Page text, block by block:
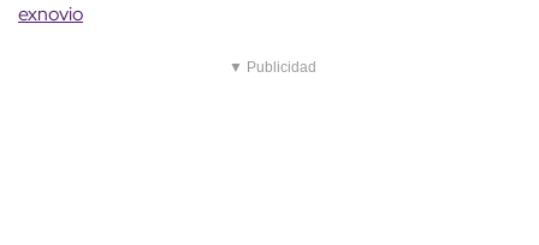
exnovio
▼ Publicidad